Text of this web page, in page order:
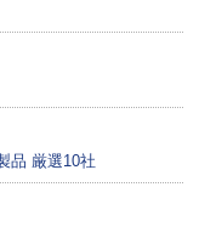
品 厳選10社